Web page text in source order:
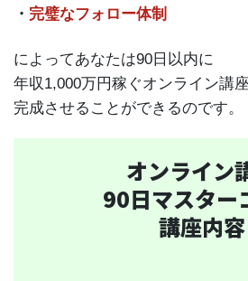
・ 完璧なフォロー体制
によってあなたは90日以内に
年収1,000万円稼ぐオンライン講
完成させることができるのです。
オンライン
90日マスター
講座内容